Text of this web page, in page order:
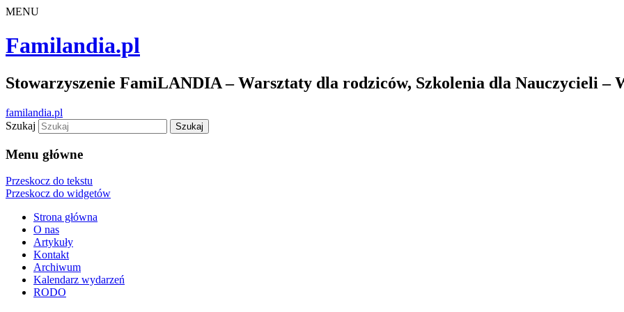
MENU
Familandia.pl
Stowarzyszenie FamiLANDIA – Warsztaty dla rodziców, Szkolenia dla Nauczycieli –
familandia.pl
Szukaj
Menu główne
Przeskocz do tekstu
Przeskocz do widgetów
Strona główna
O nas
Artykuły
Kontakt
Archiwum
Kalendarz wydarzeń
RODO